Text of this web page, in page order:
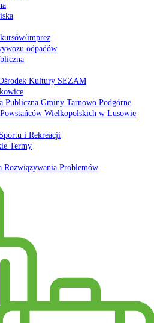
imprez
odpadów
Kultury SEZAM
Publiczna Gminy Tarnowo Podgórne
Wielkopolskich w Lusowie
i Rekreacji
Termy
Rozwiązywania Problemów